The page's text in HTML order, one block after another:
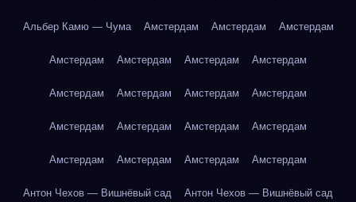
Альбер Камю — Чума Амстердам Амстердам Амстердам
Амстердам Амстердам Амстердам Амстердам
Амстердам Амстердам Амстердам Амстердам
Амстердам Амстердам Амстердам Амстердам
Амстердам Амстердам Амстердам Амстердам
Антон Чехов — Вишнёвый сад Антон Чехов — Вишнёвый сад